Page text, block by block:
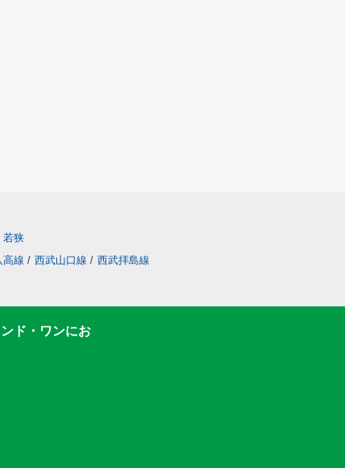
若狭
高線 / 西武山口線 / 西武拝島線
ド・ワンにお